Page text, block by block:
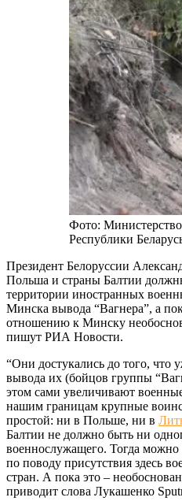
Фото:
Республики
Президент Белоруссии
Польша и страны Балтии
территории иностранных
Минска вывода “Вагнера”, а
отношению к Минску
пишут РИА Новости.
“Они достукались до того, что
вывода их (бойцов группы
этом сами увеличивают
нашим границам крупные
простой: ни в Польше, ни в
Балтии не должно быть ни
военнослужащего. Тогда можно
по поводу присутствия здесь
стран. А пока это –
приводит слова Лукашенко